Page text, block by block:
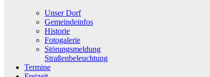
Unser Dorf
Gemeindeinfos
Historie
Fotogalerie
Störungsmeldung
Straßenbeleuchtung
Termine